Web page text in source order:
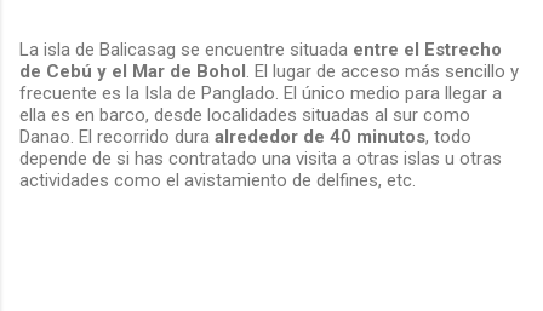
La isla de Balicasag se encuentre situada entre el Estrecho
de Cebú y el Mar de Bohol. El lugar de acceso más sencillo y
frecuente es la Isla de Panglado. El único medio para llegar a
ella es en barco, desde localidades situadas al sur como
Danao. El recorrido dura alrededor de 40 minutos, todo
depende de si has contratado una visita a otras islas u otras
actividades como el avistamiento de delfines, etc.